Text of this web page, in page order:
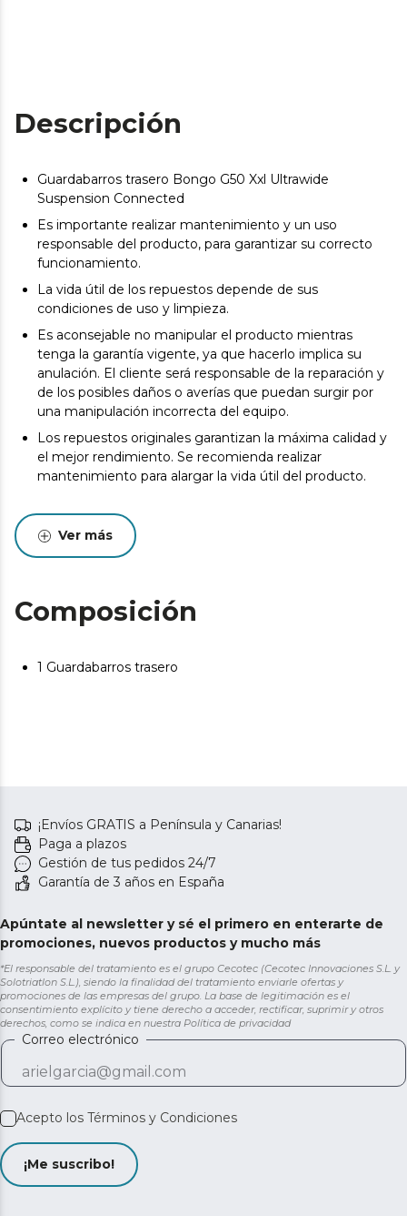
Descripción
Guardabarros trasero Bongo G50 Xxl Ultrawide
Suspension Connected
Es importante realizar mantenimiento y un uso
responsable del producto, para garantizar su correcto
funcionamiento.
La vida útil de los repuestos depende de sus
condiciones de uso y limpieza.
Es aconsejable no manipular el producto mientras
tenga la garantía vigente, ya que hacerlo implica su
anulación. El cliente será responsable de la reparación y
de los posibles daños o averías que puedan surgir por
una manipulación incorrecta del equipo.
Los repuestos originales garantizan la máxima calidad y
el mejor rendimiento. Se recomienda realizar
mantenimiento para alargar la vida útil del producto.
Ver más
Composición
1 Guardabarros trasero
¡Envíos GRATIS a Península y Canarias!
Paga a plazos
Gestión de tus pedidos 24/7
Garantía de 3 años en España
Apúntate al newsletter y sé el primero en enterarte de
promociones, nuevos productos y mucho más
*El responsable del tratamiento es el grupo Cecotec (Cecotec Innovaciones S.L. y
Solotriatlon S.L.), siendo la finalidad del tratamiento enviarle ofertas y
promociones de las empresas del grupo. La base de legitimación es el
consentimiento explícito y tiene derecho a acceder, rectificar, suprimir y otros
derechos, como se indica en nuestra Política de privacidad
Correo electrónico
Acepto los Términos y Condiciones
¡Me suscribo!